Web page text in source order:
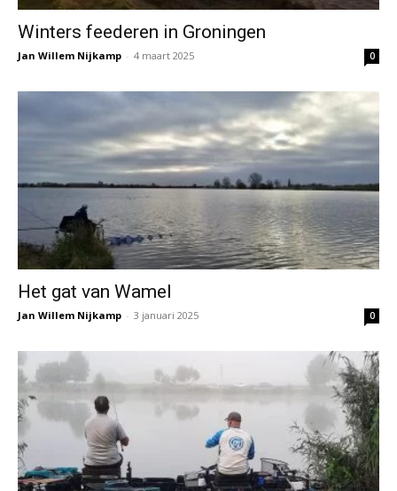
Winters feederen in Groningen
Jan Willem Nijkamp - 4 maart 2025 0
Het gat van Wamel
Jan Willem Nijkamp - 3 januari 2025 0